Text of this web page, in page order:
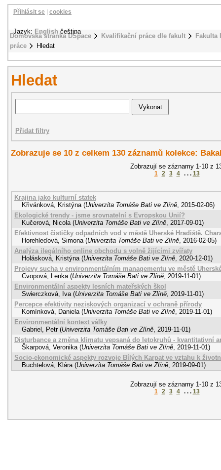
Domovská stránka DSpace Kvalifikační práce dle fakult
práce
Hledat
Přihlásit se cookies
Jazyk: English čeština
Hledat
Přidat filtry
Zobrazuje se 10 z celkem 130 záznamů kolekce:
Zobrazují se záznamy 1-10 z
1 2 3 4 . . . 13
Krajina jako kulturní statek
Křivánková, Kristýna (Univerzita Tomáše Bati ve Zlíně, 2015-02-06)
Ekologické trendy - jsme srovnatelní s Evropskou Unií?
Kučerová, Nicola (Univerzita Tomáše Bati ve Zlíně, 2017-09-01)
Efektivnost čističky odpadních vod v městě Uherské Hradiště.
Horehleďová, Simona (Univerzita Tomáše Bati ve Zlíně, 2016-02-05)
Analýza ilegálního online obchodu s volně žijícími zvířaty
Holásková, Kristýna (Univerzita Tomáše Bati ve Zlíně, 2020-12-01)
Projevy sucha v environmentálním managementu ve městě
Cvopová, Lenka (Univerzita Tomáše Bati ve Zlíně, 2019-11-01)
Environmentální aspekty lesních mateřských škol
Swierczková, Iva (Univerzita Tomáše Bati ve Zlíně, 2019-11-01)
Percepce efektivity neziskových organizací v ochraně přírody
Komínková, Daniela (Univerzita Tomáše Bati ve Zlíně, 2019-11-01)
Environmentální kontext války
Gabriel, Petr (Univerzita Tomáše Bati ve Zlíně, 2019-11-01)
Disturbance a změna klimatu vepsaná do letokruhů - kvantitativní
Škarpová, Veronika (Univerzita Tomáše Bati ve Zlíně, 2019-11-01)
Socio-ekonomické aspekty rozvoje Bílých Karpat ve vztahu k
Buchtelová, Klára (Univerzita Tomáše Bati ve Zlíně, 2019-09-01)
Zobrazují se záznamy 1-10 z
1 2 3 4 . . . 13